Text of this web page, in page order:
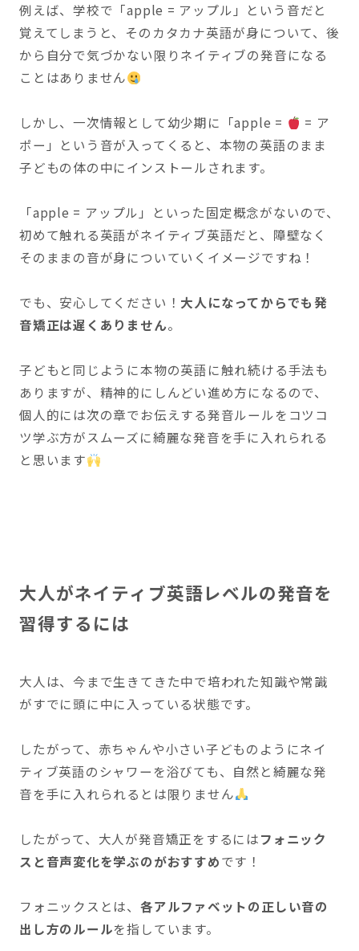
例えば、学校で「apple = アップル」という音だと
覚えてしまうと、そのカタカナ英語が身について、後
から自分で気づかない限りネイティブの発音になる
ことはありません
しかし、一次情報として幼少期に「apple =
= ア
ポー」という音が入ってくると、本物の英語のまま
子どもの体の中にインストールされます。
「apple = アップル」といった固定概念がないので、
初めて触れる英語がネイティブ英語だと、障壁なく
そのままの音が身についていくイメージですね！
でも、安心してください！ 大人になってからでも発
音矯正は遅くありません。
子どもと同じように本物の英語に触れ続ける手法も
ありますが、精神的にしんどい進め方になるので、
個人的には次の章でお伝えする発音ルールをコツコ
ツ学ぶ方がスムーズに綺麗な発音を手に入れられる
と思います
大人がネイティブ英語レベルの発音を
習得するには
大人は、今まで生きてきた中で培われた知識や常識
がすでに頭に中に入っている状態です。
したがって、赤ちゃんや小さい子どものようにネイ
ティブ英語のシャワーを浴びても、自然と綺麗な発
音を手に入れられるとは限りません
したがって、大人が発音矯正をするにはフォニック
スと音声変化を学ぶのがおすすめです！
フォニックスとは、各アルファベットの正しい音の
出し方のルールを指しています。